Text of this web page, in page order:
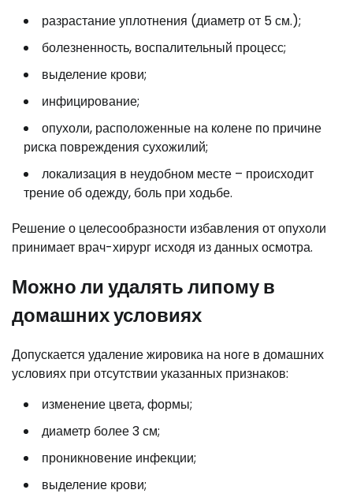
разрастание уплотнения (диаметр от 5 см.);
болезненность, воспалительный процесс;
выделение крови;
инфицирование;
опухоли, расположенные на колене по причине
риска повреждения сухожилий;
локализация в неудобном месте – происходит
трение об одежду, боль при ходьбе.
Решение о целесообразности избавления от опухоли
принимает врач-хирург исходя из данных осмотра.
Можно ли удалять липому в
домашних условиях
Допускается удаление жировика на ноге в домашних
условиях при отсутствии указанных признаков:
изменение цвета, формы;
диаметр более 3 см;
проникновение инфекции;
выделение крови;